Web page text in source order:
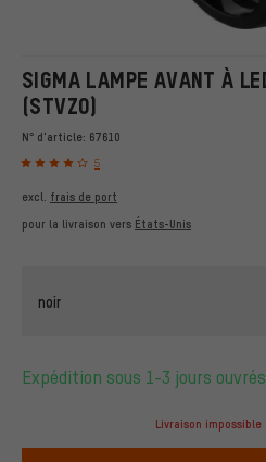
SIGMA LAMPE AVANT À
(STVZO)
N° d'article: 67610
5
excl. frais de port
pour la livraison vers États-Unis
noir
Expédition sous 1-3 jours ouvrés
Livraison